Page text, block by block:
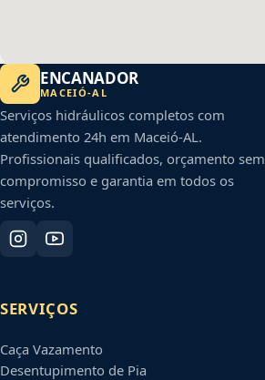
ENCANADOR
MACEIÓ-AL
Serviços hidráulicos completos com
atendimento 24h em Maceió-AL.
Profissionais qualificados, orçamento sem
compromisso e garantia em todos os
serviços.
SERVIÇOS
Caça Vazamento
Desentupimento de Pia